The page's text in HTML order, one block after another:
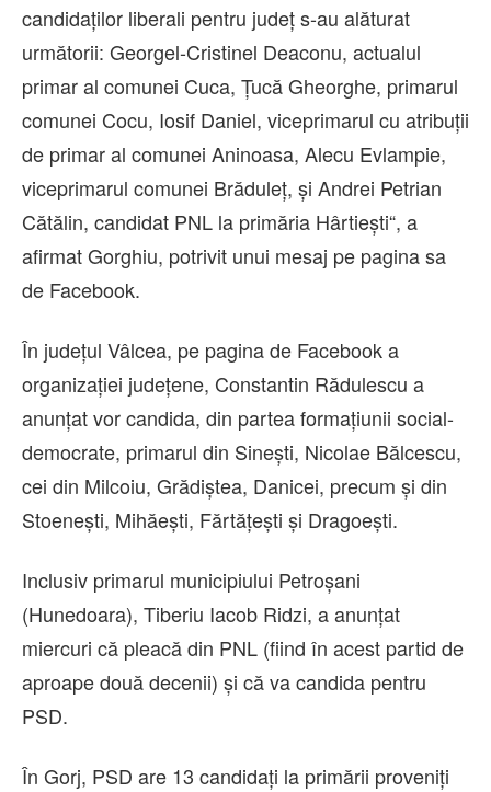
candidaților liberali pentru județ s-au alăturat
următorii: Georgel-Cristinel Deaconu, actualul
primar al comunei Cuca, Țucă Gheorghe, primarul
comunei Cocu, Iosif Daniel, viceprimarul cu atribuții
de primar al comunei Aninoasa, Alecu Evlampie,
viceprimarul comunei Brăduleț, și Andrei Petrian
Cătălin, candidat PNL la primăria Hârtiești“, a
afirmat Gorghiu, potrivit unui mesaj pe pagina sa
de Facebook.
În județul Vâlcea, pe pagina de Facebook a
organizației județene, Constantin Rădulescu a
anunțat vor candida, din partea formațiunii social-
democrate, primarul din Sinești, Nicolae Bălcescu,
cei din Milcoiu, Grădiștea, Danicei, precum și din
Stoenești, Mihăești, Fărtățești și Dragoești.
Inclusiv primarul municipiului Petroşani
(Hunedoara), Tiberiu Iacob Ridzi, a anunţat
miercuri că pleacă din PNL (fiind în acest partid de
aproape două decenii) şi că va candida pentru
PSD.
În Gorj, PSD are 13 candidați la primării proveniți